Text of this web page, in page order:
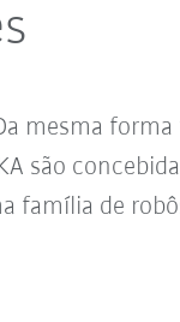
mesma
são
família de